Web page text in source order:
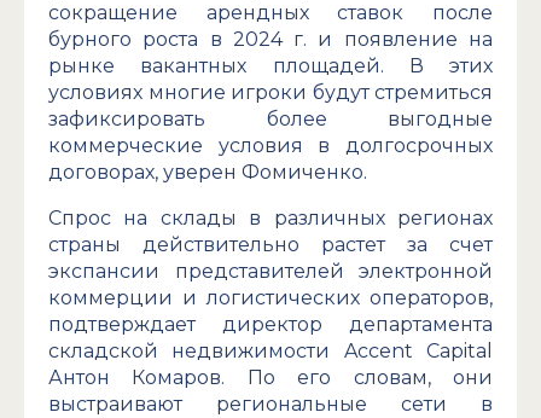
сокращение арендных ставок после
бурного роста в 2024 г. и появление на
рынке вакантных площадей. В этих
условиях многие игроки будут стремиться
зафиксировать более выгодные
коммерческие условия в долгосрочных
договорах, уверен Фомиченко.
Спрос на склады в различных регионах
страны действительно растет за счет
экспансии представителей электронной
коммерции и логистических операторов,
подтверждает директор департамента
складской недвижимости Accent Capital
Антон Комаров. По его словам, они
выстраивают региональные сети в